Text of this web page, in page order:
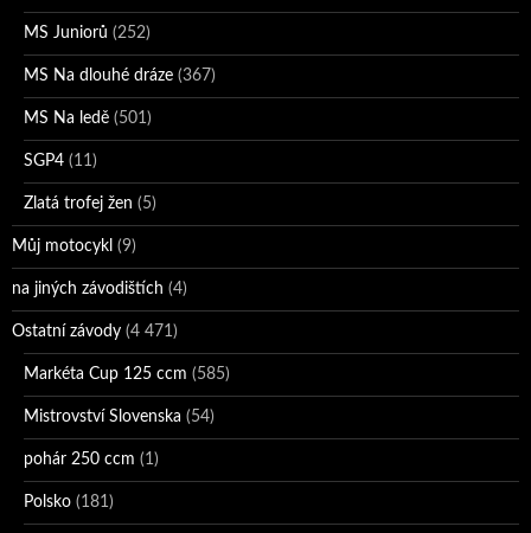
MS Juniorů (252)
MS Na dlouhé dráze (367)
MS Na ledě (501)
SGP4 (11)
Zlatá trofej žen (5)
Můj motocykl (9)
na jiných závodištích (4)
Ostatní závody (4 471)
Markéta Cup 125 ccm (585)
Mistrovství Slovenska (54)
pohár 250 ccm (1)
Polsko (181)